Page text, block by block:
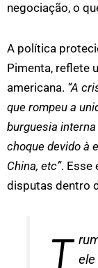
negociação, o
A política
Pimenta, reflete
americana. “A
que rompeu a
burguesia
choque devido à
China, etc”. Esse
disputas dentro
T